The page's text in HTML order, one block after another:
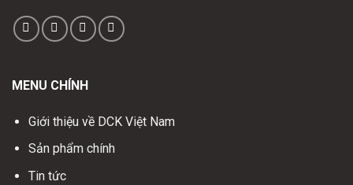
MENU CHÍNH
Giới thiệu về DCK Việt Nam
Sản phẩm chính
Tin tức